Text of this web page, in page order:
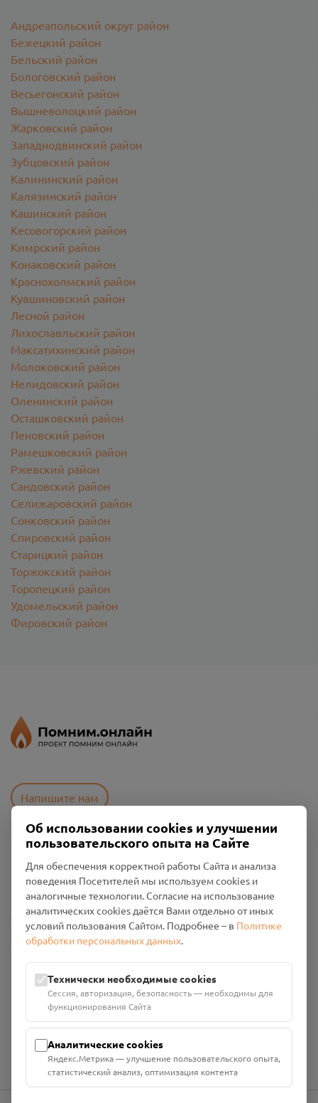
Андреапольский округ район
Бежецкий район
Бельский район
Бологовский район
Весьегонский район
Вышневолоцкий район
Жарковский район
Западнодвинский район
Зубцовский район
Калининский район
Калязинский район
Кашинский район
Кесовогорский район
Кимрский район
Конаковский район
Краснохолмский район
Кувшиновский район
Лесной район
Лихославльский район
Максатихинский район
Молоковский район
Нелидовский район
Оленинский район
Осташковский район
Пеновский район
Рамешковский район
Ржевский район
Сандовский район
Селижаровский район
Сонковский район
Спировский район
Старицкий район
Торжокский район
Торопецкий район
Удомельский район
Фировский район
Напишите нам
Политика конфиденциальности
Промо-материалы
Настройки cookies
Общество с ограниченной ответственностью «Смоленский
Проект Помним»
ИНН: 6700029207 ОГРН: 1256700001986
Юридический адрес: 216790, Смоленская область, р-н
Руднянский, г. Рудня, улица Западная, д. 26А, пом. 18
Номер счёта: 40702810901130004287 в АО "АЛЬФА-БАНК"
Об использовании cookies и улучшении
пользовательского опыта на Сайте
Для обеспечения корректной работы Сайта и анализа
поведения Посетителей мы используем cookies и
аналогичные технологии. Согласие на использование
аналитических cookies даётся Вами отдельно от иных
условий пользования Сайтом. Подробнее – в Политике
обработки персональных данных.
Технически необходимые cookies
Сессия, авторизация, безопасность — необходимы для
функционирования Сайта
Аналитические cookies
Яндекс.Метрика — улучшение пользовательского опыта,
статистический анализ, оптимизация контента